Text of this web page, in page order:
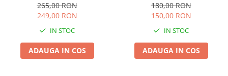
265,00 RON
249,00 RON
IN STOC
ADAUGA IN COS
180,00 RON
150,00 RON
IN STOC
ADAUGA IN COS